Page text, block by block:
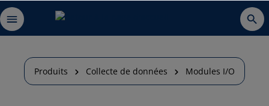
Produits Collecte de données Modules I/O